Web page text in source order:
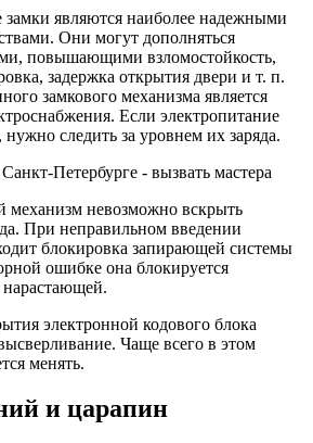
являются наиболее надежными
Они могут дополняться
повышающими взломостойкость,
задержка открытия двери и т. п.
замкового механизма является
Если электропитание
следить за уровнем их заряда.
механизм невозможно вскрыть
При неправильном введении
блокировка запирающей системы
ошибке она блокируется
электронной кодового блока
Чаще всего в этом
менять.
и царапин